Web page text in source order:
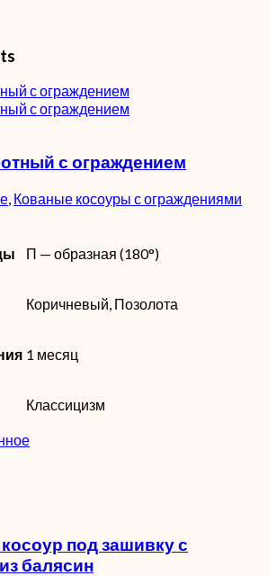
с ограждением
, Кованые косоуры с ограждениями
П — образная (180°)
Коричневый, Позолота
1 месяц
Классицизм
под зашивку с
балясин